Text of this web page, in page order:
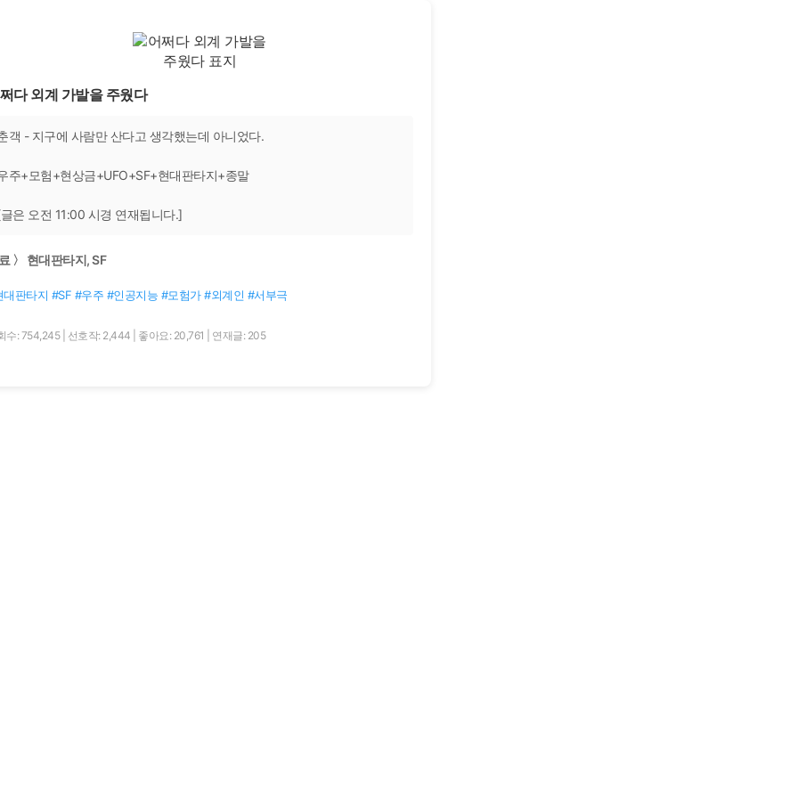
다 외계 가발을 주웠다
객 - 지구에 사람만 산다고 생각했는데 아니었다.
주+모험+현상금+UFO+SF+현대판타지+종말
은 오전 11:00 시경 연재됩니다.]
〉 현대판타지, SF
대판타지 #SF #우주 #인공지능 #모험가 #외계인 #서부극
수: 754,245 선호작: 2,444 좋아요: 20,761 연재글: 205